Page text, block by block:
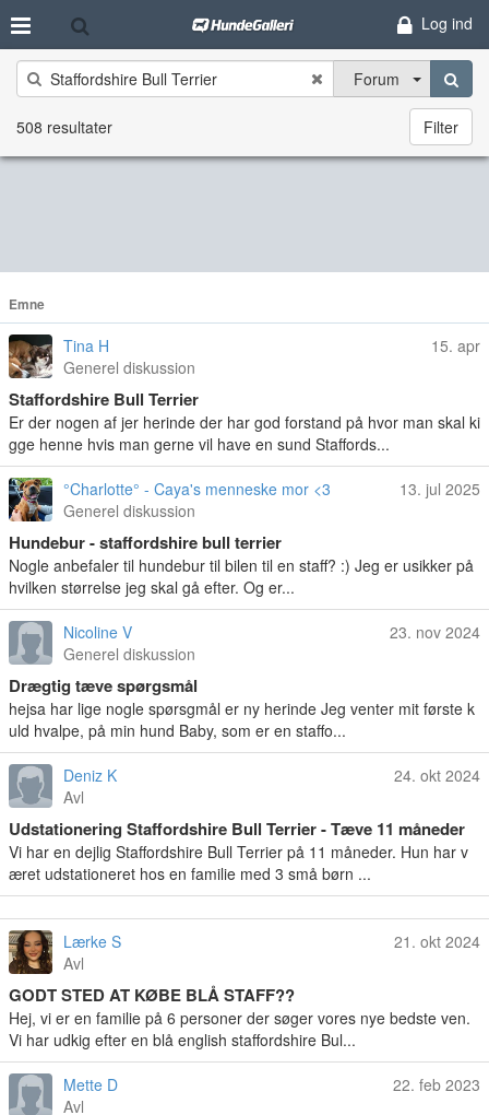
Log ind
Forum
508 resultater Filter
Emne
Tina H
Generel diskussion
15. apr
Staffordshire Bull Terrier
Er der nogen af jer herinde der har god forstand på hvor man skal ki
gge henne hvis man gerne vil have en sund Staffords...
°Charlotte° - Caya's menneske mor <3
Generel diskussion
13. jul 2025
Hundebur - staffordshire bull terrier
Nogle anbefaler til hundebur til bilen til en staff? :) Jeg er usikker på
hvilken størrelse jeg skal gå efter. Og er...
Nicoline V
Generel diskussion
23. nov 2024
Drægtig tæve spørgsmål
hejsa har lige nogle spørsgmål er ny herinde Jeg venter mit første k
uld hvalpe, på min hund Baby, som er en staffo...
Deniz K
Avl
24. okt 2024
Udstationering Staffordshire Bull Terrier - Tæve 11 måneder
Vi har en dejlig Staffordshire Bull Terrier på 11 måneder. Hun har v
æret udstationeret hos en familie med 3 små børn ...
Lærke S
Avl
21. okt 2024
GODT STED AT KØBE BLÅ STAFF??
Hej, vi er en familie på 6 personer der søger vores nye bedste ven.
Vi har udkig efter en blå english staffordshire Bul...
Mette D
Avl
22. feb 2023